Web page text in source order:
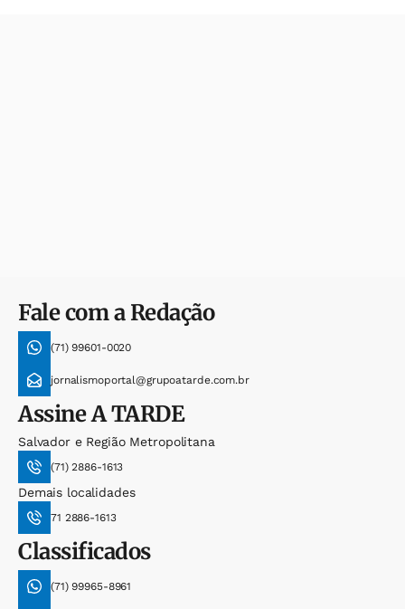
Fale com a Redação
(71) 99601-0020
jornalismoportal@grupoatarde.com.br
AssineA TARDE
Salvador e Região Metropolitana
(71) 2886-1613
Demais localidades
71 2886-1613
Classificados
(71) 99965-8961